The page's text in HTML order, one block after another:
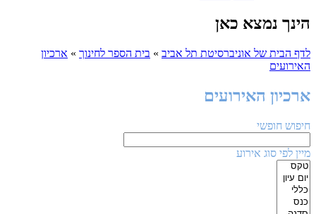
הינך נמצא כאן
לדף הבית של אוניברסיטת תל אביב » בית הספר לחינוך » ארכיון
האירועים
ארכיון האירועים
חיפוש חופשי
מיין לפי סוג אירוע